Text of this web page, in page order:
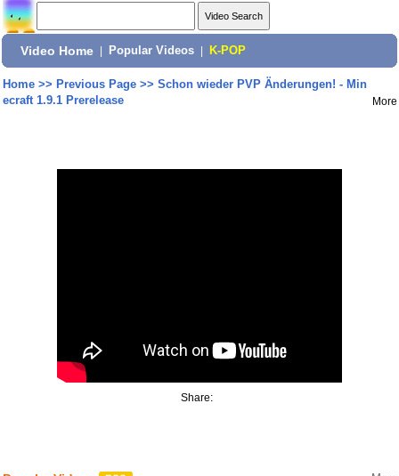
Video Home Popular Videos K-POP
Home>> Previous Page>> Schon wieder PVP Änderungen! - Min
ecraft 1.9.1 Prerelease
More
Share: